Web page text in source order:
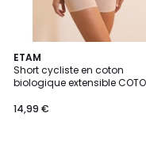
ETAM
Short cycliste en coton
biologique extensible
14,99 €
4,5
/ 5
5
Couleurs